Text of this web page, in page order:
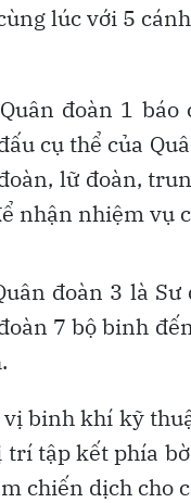
lúc với 5
đoàn 1
cụ thể của
lữ đoàn,
nhận nhiệm vụ
đoàn 3 là
7 bộ binh
binh khí kỹ
trí tập kết phía
chiến dịch cho